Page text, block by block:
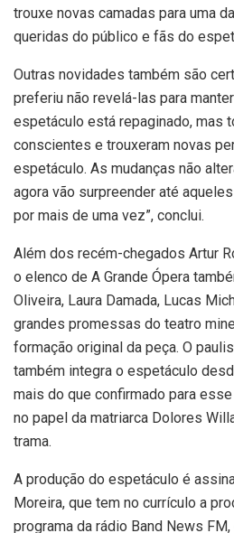
trouxe novas camadas para uma
queridas do público e fãs do
Outras novidades também são
preferiu não revelá-las para
espetáculo está repaginado, mas
conscientes e trouxeram novas
espetáculo. As mudanças não
agora vão surpreender até
por mais de uma vez”, conclui.
Além dos recém-chegados Artur
o elenco de A Grande Ópera
Oliveira, Laura Damada, Lucas
grandes promessas do teatro
formação original da peça. O
também integra o espetáculo
mais do que confirmado para
no papel da matriarca Dolores
trama.
A produção do espetáculo é
Moreira, que tem no currículo a
programa da rádio Band News